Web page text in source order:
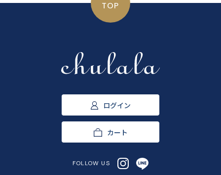
TOP
ログイン
カート
FOLLOW US